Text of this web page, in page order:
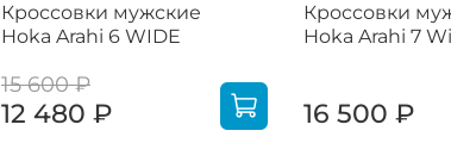
Кроссовки мужские
Hoka Arahi 6 WIDE
15 600 ₽
12 480 ₽
Кроссовки
Hoka Arahi 7
16 500 ₽